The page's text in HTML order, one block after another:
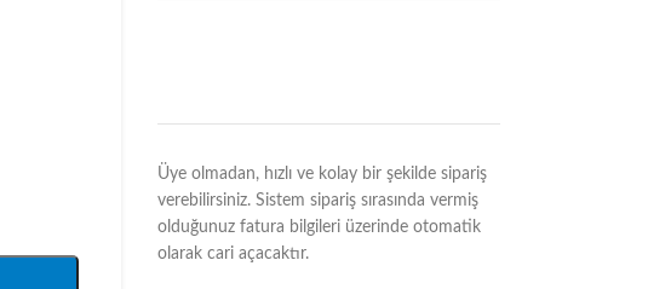
Üye olmadan, hızlı ve kolay bir şekilde sipariş
verebilirsiniz. Sistem sipariş sırasında vermiş
olduğunuz fatura bilgileri üzerinde otomatik
olarak cari açacaktır.